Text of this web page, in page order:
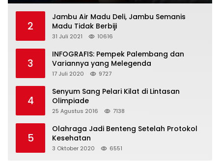
2
Jambu Air Madu Deli, Jambu Semanis
Madu Tidak Berbiji
31 Juli 2021 10616
3
INFOGRAFIS: Pempek Palembang dan
Variannya yang Melegenda
17 Juli 2020 9727
4
Senyum Sang Pelari Kilat di Lintasan
Olimpiade
25 Agustus 2016 7138
5
Olahraga Jadi Benteng Setelah Protokol
Kesehatan
3 Oktober 2020 6551